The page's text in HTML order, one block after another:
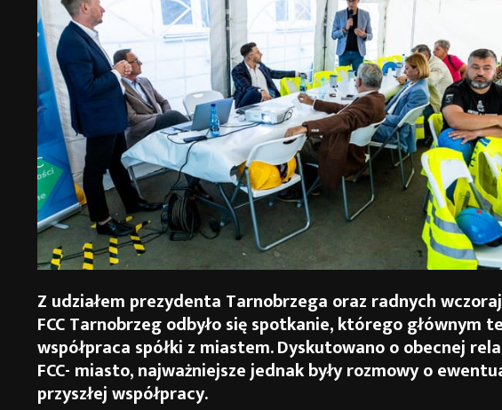
Z udziałem prezydenta Tarnobrzega oraz radnych
FCC Tarnobrzeg odbyło się spotkanie, którego głównym
współpraca spółki z miastem. Dyskutowano o obecnej
FCC- miasto, najważniejsze jednak były rozmowy o
przyszłej współpracy.